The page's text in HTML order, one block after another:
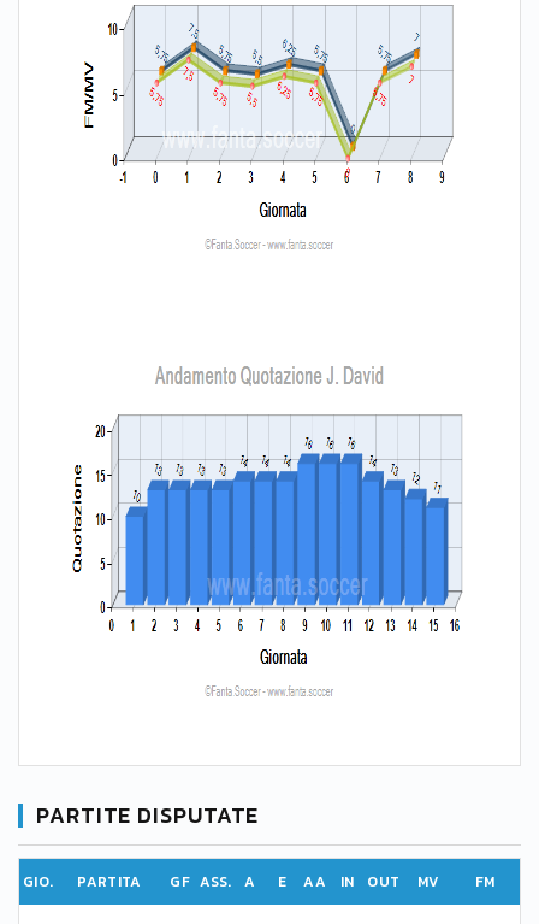
PARTITE DISPUTATE
GIO. PARTITA GF ASS. A E AA IN OUT MV FM